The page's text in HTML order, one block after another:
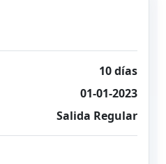
10 días
01-01-2023
Salida Regular